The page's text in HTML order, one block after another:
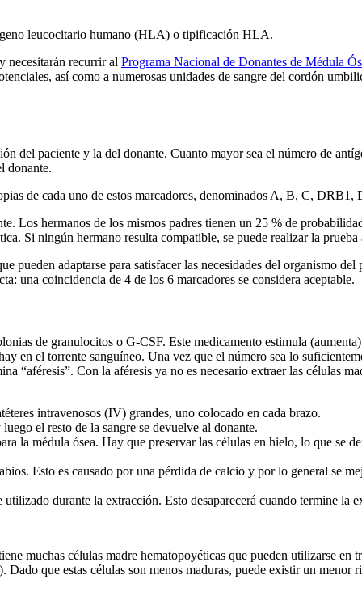
leucocitario humano (HLA) o tipificación HLA.
necesitarán recurrir al Programa Nacional de Donantes de Médula
así como a numerosas unidades de sangre del cordón
del paciente y la del donante. Cuanto mayor sea el número de
donante.
de cada uno de estos marcadores, denominados A, B, C,
Los hermanos de los mismos padres tienen un 25 % de
Si ningún hermano resulta compatible, se puede realizar la prueba
adaptarse para satisfacer las necesidades del organismo
una coincidencia de 4 de los 6 marcadores se considera aceptable.
de granulocitos o G-CSF. Este medicamento estimula
en el torrente sanguíneo. Una vez que el número sea lo
“aféresis”. Con la aféresis ya no es necesario extraer las células
intravenosos (IV) grandes, uno colocado en cada brazo.
el resto de la sangre se devuelve al donante.
la médula ósea. Hay que preservar las células en hielo, lo que se
Esto es causado por una pérdida de calcio y por lo general se
durante la extracción. Esto desaparecerá cuando termine la
muchas células madre hematopoyéticas que pueden utilizarse en
que estas células son menos maduras, puede existir un menor